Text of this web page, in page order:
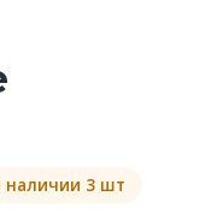
наличии 3 шт